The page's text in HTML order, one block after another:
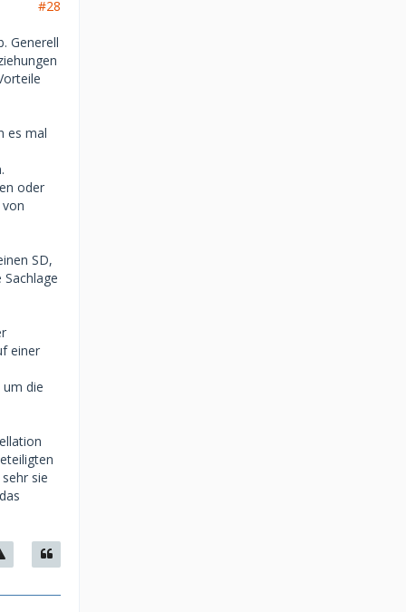
#28
Generell
es mal
oder
SD,
einer
die
sie